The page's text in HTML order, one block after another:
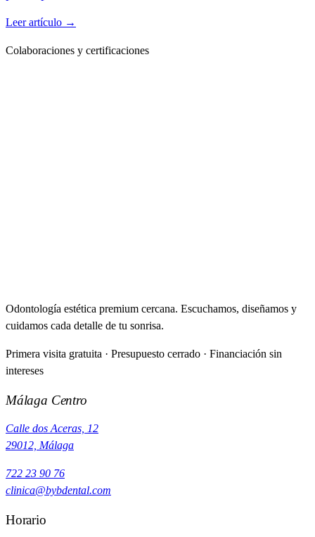
Leer artículo →
Colaboraciones y certificaciones
Odontología estética premium cercana. Escuchamos, diseñamos y
cuidamos cada detalle de tu sonrisa.
Primera visita gratuita · Presupuesto cerrado · Financiación sin
intereses
Málaga Centro
Calle dos Aceras, 12
29012, Málaga
722 23 90 76
clinica@bybdental.com
Horario